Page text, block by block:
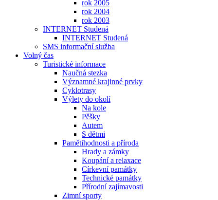
rok 2005
rok 2004
rok 2003
INTERNET Studená
INTERNET Studená
SMS informační služba
Volný čas
Turistické informace
Naučná stezka
Významné krajinné prvky
Cyklotrasy
Výlety do okolí
Na kole
Pěšky
Autem
S dětmi
Pamětihodnosti a příroda
Hrady a zámky
Koupání a relaxace
Církevní památky
Technické památky
Přírodní zajímavosti
Zimní sporty